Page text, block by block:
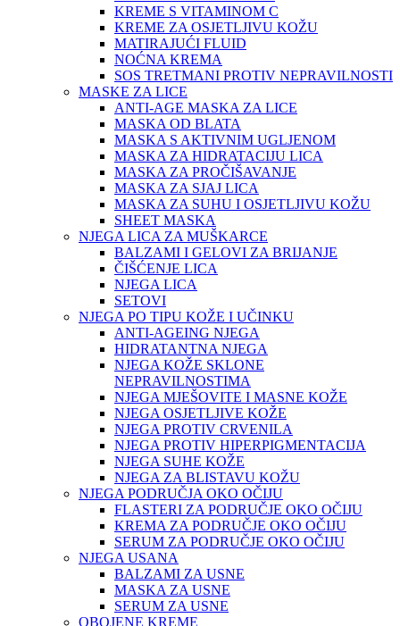
KREME S VITAMINOM C
KREME ZA OSJETLJIVU KOŽU
MATIRAJUĆI FLUID
NOĆNA KREMA
SOS TRETMANI PROTIV NEPRAVILNOSTI
MASKE ZA LICE
ANTI-AGE MASKA ZA LICE
MASKA OD BLATA
MASKA S AKTIVNIM UGLJENOM
MASKA ZA HIDRATACIJU LICA
MASKA ZA PROČIŠAVANJE
MASKA ZA SJAJ LICA
MASKA ZA SUHU I OSJETLJIVU KOŽU
SHEET MASKA
NJEGA LICA ZA MUŠKARCE
BALZAMI I GELOVI ZA BRIJANJE
ČIŠĆENJE LICA
NJEGA LICA
SETOVI
NJEGA PO TIPU KOŽE I UČINKU
ANTI-AGEING NJEGA
HIDRATANTNA NJEGA
NJEGA KOŽE SKLONE
NEPRAVILNOSTIMA
NJEGA MJEŠOVITE I MASNE KOŽE
NJEGA OSJETLJIVE KOŽE
NJEGA PROTIV CRVENILA
NJEGA PROTIV HIPERPIGMENTACIJA
NJEGA SUHE KOŽE
NJEGA ZA BLISTAVU KOŽU
NJEGA PODRUČJA OKO OČIJU
FLASTERI ZA PODRUČJE OKO OČIJU
KREMA ZA PODRUČJE OKO OČIJU
SERUM ZA PODRUČJE OKO OČIJU
NJEGA USANA
BALZAMI ZA USNE
MASKA ZA USNE
SERUM ZA USNE
OBOJENE KREME